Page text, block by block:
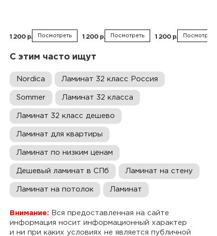
1 200 р. Посмотреть 1 200 р. Посмотреть 1 200 р. Посмотреть
С этим часто ищут
Nordica Ламинат 32 класс Россия
Sommer Ламинат 32 класса
Ламинат 32 класс дешево
Ламинат для квартиры
Ламинат по низким ценам
Дешевый ламинат в СПб Ламинат на стену
Ламинат на потолок Ламинат
Внимание: Вся предоставленная на сайте
информация носит информационный характер
и ни при каких условиях не является публичной